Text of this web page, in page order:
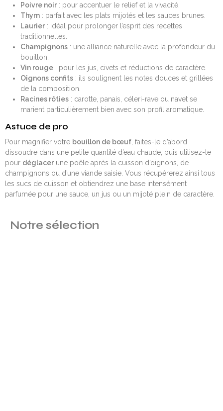
Poivre noir: pour accentuer le relief et la vivacité.
Thym: parfait avec les plats mijotés et les sauces brunes.
Laurier: idéal pour prolonger l’esprit des recettes
traditionnelles.
Champignons: une alliance naturelle avec la profondeur du
bouillon.
Vin rouge: pour les jus, civets et réductions de caractère.
Oignons confits: ils soulignent les notes douces et grillées
de la composition.
Racines rôties: carotte, panais, céleri-rave ou navet se
marient particulièrement bien avec son profil aromatique.
Astuce de pro
Pour magnifier votre bouillon de bœuf , faites-le d’abord
dissoudre dans une petite quantité d’eau chaude, puis utilisez-le
pour déglacer une poêle après la cuisson d’oignons, de
champignons ou d’une viande saisie. Vous récupérerez ainsi tous
les sucs de cuisson et obtiendrez une base intensément
parfumée pour une sauce, un jus ou un mijoté plein de caractère.
Notre sélection